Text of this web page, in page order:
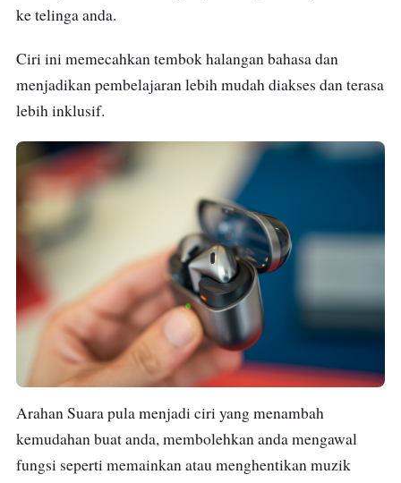
ke telinga anda.
Ciri ini memecahkan tembok halangan bahasa dan
menjadikan pembelajaran lebih mudah diakses dan terasa
lebih inklusif.
Arahan Suara pula menjadi ciri yang menambah
kemudahan buat anda, membolehkan anda mengawal
fungsi seperti memainkan atau menghentikan muzik